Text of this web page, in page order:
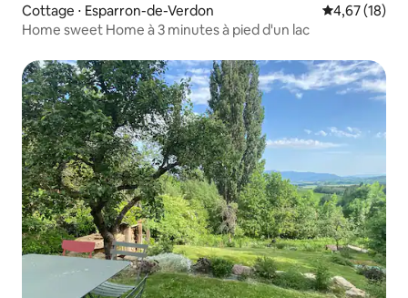
Cottage ⋅ Esparron-de-Verdon Évaluation
4,67 (18)
Home sweet Home à 3 minutes à pied d'un lac